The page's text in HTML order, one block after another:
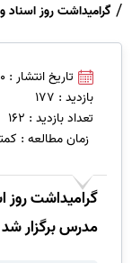
گرامیداشت روز
تاریخ انتشار : 1405/02/20 - 14:35
بازدید : 177
تعداد بازدید : 162
زمان مطالعه :
گرامیداشت روز
مدرس برگزار شد